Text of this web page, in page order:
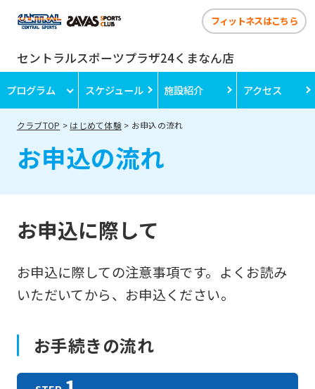
セントラルスポーツプラザ24くまなん店
フィットネスはこちら
プログラム スケジュール 施設紹介 アクセス
クラブTOP はじめて体験 お申込の流れ
お申込の流れ
お申込に際して
お申込に際しての注意事項です。よくお読み
いただいてから、お申込ください。
お手続きの流れ